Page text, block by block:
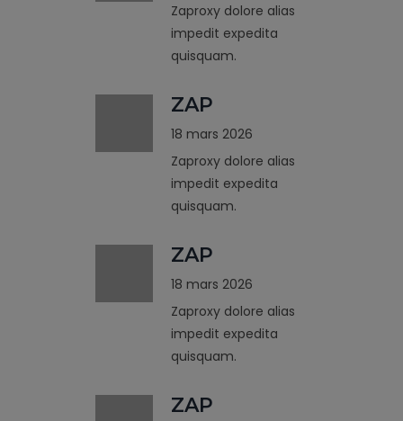
Zaproxy dolore alias
impedit expedita
quisquam.
ZAP
18 mars 2026
Zaproxy dolore alias
impedit expedita
quisquam.
ZAP
18 mars 2026
Zaproxy dolore alias
impedit expedita
quisquam.
ZAP